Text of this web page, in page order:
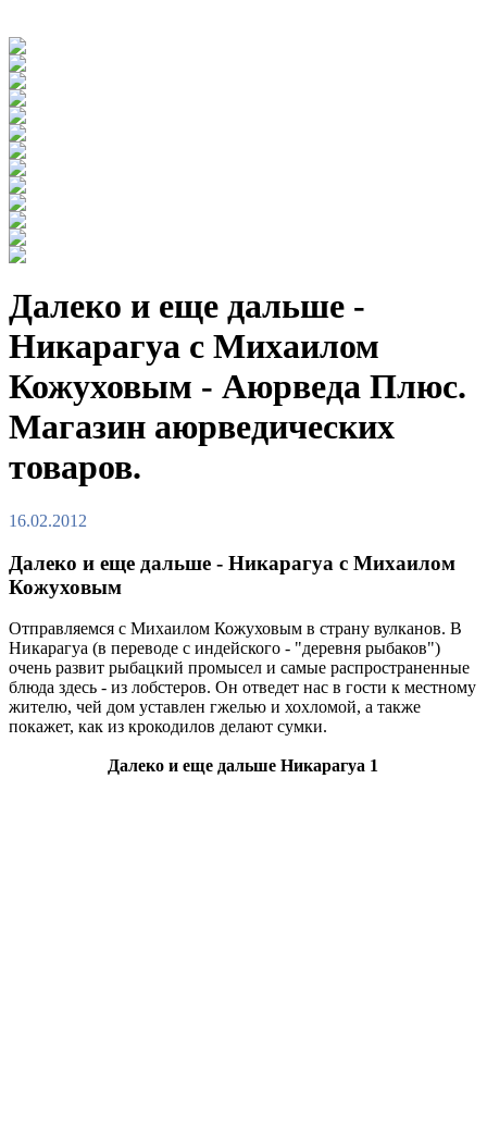
Далеко и еще дальше -
Никарагуа с Михаилом
Кожуховым - Аюрведа Плюс.
Магазин аюрведических
товаров.
16.02.2012
Далеко и еще дальше - Никарагуа с Михаилом
Кожуховым
Отправляемся с Михаилом Кожуховым в страну вулканов. В
Никарагуа (в переводе с индейского - "деревня рыбаков")
очень развит рыбацкий промысел и самые распространенные
блюда здесь - из лобстеров. Он отведет нас в гости к местному
жителю, чей дом уставлен гжелью и хохломой, а также
покажет, как из крокодилов делают сумки.
Далеко и еще дальше Никарагуа 1